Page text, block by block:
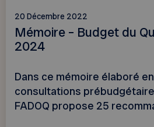
20 Décembre 2022
Mémoire – Budget du
2024
Dans ce mémoire élaboré
consultations
FADOQ propose 25